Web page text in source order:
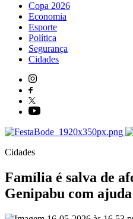
Copa 2026
Economia
Esporte
Política
Segurança
Cidades
Cidades
Família é salva de
Genipabu com